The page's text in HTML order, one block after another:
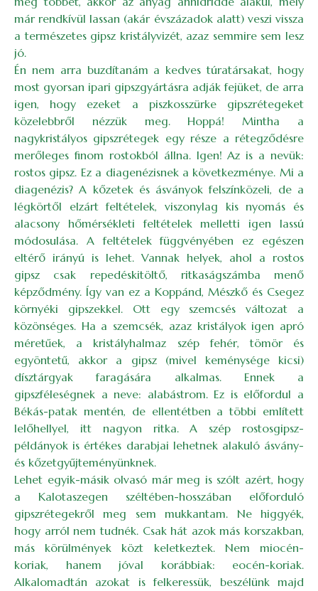
már rendkívül lassan (akár évszázadok alatt) veszi vissza
a természetes gipsz kristályvizét, azaz semmire sem lesz
jó.
Én nem arra buzdítanám a kedves túratársakat, hogy
most gyorsan ipari gipszgyártásra adják fejüket, de arra
igen, hogy ezeket a piszkosszürke gipszrétegeket
közelebbről nézzük meg. Hoppá! Mintha a
nagykristályos gipszrétegek egy része a rétegződésre
merőleges finom rostokból állna. Igen! Az is a nevük:
rostos gipsz. Ez a diagenézisnek a következménye. Mi a
diagenézis? A kőzetek és ásványok felszínközeli, de a
légkörtől elzárt feltételek, viszonylag kis nyomás és
alacsony hőmérsékleti feltételek melletti igen lassú
módosulása. A feltételek függvényében ez egészen
eltérő irányú is lehet. Vannak helyek, ahol a rostos
gipsz csak repedéskitöltő, ritkaságszámba menő
képződmény. Így van ez a Koppánd, Mészkő és Csegez
környéki gipszekkel. Ott egy szemcsés változat a
közönséges. Ha a szemcsék, azaz kristályok igen apró
méretűek, a kristályhalmaz szép fehér, tömör és
egyöntetű, akkor a gipsz (mivel keménysége kicsi)
dísztárgyak faragására alkalmas. Ennek a
gipszféleségnek a neve: alabástrom. Ez is előfordul a
Békás-patak mentén, de ellentétben a többi említett
lelőhellyel, itt nagyon ritka. A szép rostosgipsz-
példányok is értékes darabjai lehetnek alakuló ásvány-
és kőzetgyűjteményünknek.
Lehet egyik-másik olvasó már meg is szólt azért, hogy
a Kalotaszegen széltében-hosszában előforduló
gipszrétegekről meg sem mukkantam. Ne higgyék,
hogy arról nem tudnék. Csak hát azok más korszakban,
más körülmények közt keletkeztek. Nem miocén-
koriak, hanem jóval korábbiak: eocén-koriak.
Alkalomadtán azokat is felkeressük, beszélünk majd